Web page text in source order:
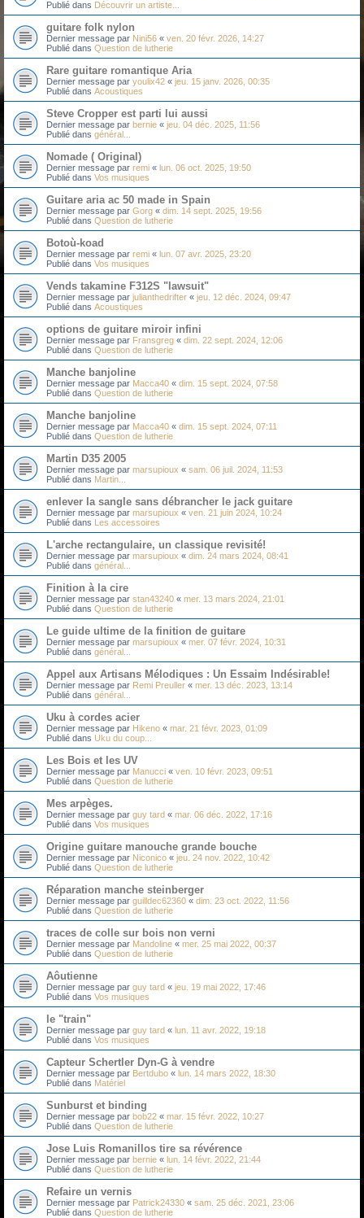
Publié dans Découvrir un artiste...
guitare folk nylon
Dernier message par Nini56 « ven. 20 févr. 2026, 14:27
Publié dans Question de lutherie
Rare guitare romantique Aria
Dernier message par youlix42 « jeu. 15 janv. 2026, 00:35
Publié dans Acoustiques
Steve Cropper est parti lui aussi
Dernier message par bernie « jeu. 04 déc. 2025, 11:56
Publié dans général...
Nomade ( Original)
Dernier message par remi « lun. 06 oct. 2025, 19:50
Publié dans Vos musiques
Guitare aria ac 50 made in Spain
Dernier message par Gorg « dim. 14 sept. 2025, 19:56
Publié dans Question de lutherie
Botoù-koad
Dernier message par remi « lun. 07 avr. 2025, 23:20
Publié dans Vos musiques
Vends takamine F312S "lawsuit"
Dernier message par julianthedrifter « jeu. 12 déc. 2024, 09:47
Publié dans Acoustiques
options de guitare miroir infini
Dernier message par Fransgreg « dim. 22 sept. 2024, 12:06
Publié dans Question de lutherie
Manche banjoline
Dernier message par Macca40 « dim. 15 sept. 2024, 07:58
Publié dans Question de lutherie
Manche banjoline
Dernier message par Macca40 « dim. 15 sept. 2024, 07:11
Publié dans Question de lutherie
Martin D35 2005
Dernier message par marsupioux « sam. 06 juil. 2024, 11:53
Publié dans Martin...
enlever la sangle sans débrancher le jack guitare
Dernier message par marsupioux « ven. 21 juin 2024, 10:24
Publié dans Les accessoires
L'arche rectangulaire, un classique revisité!
Dernier message par marsupioux « dim. 24 mars 2024, 08:41
Publié dans général...
Finition à la cire
Dernier message par stan43240 « mer. 13 mars 2024, 21:01
Publié dans Question de lutherie
Le guide ultime de la finition de guitare
Dernier message par marsupioux « mer. 07 févr. 2024, 10:31
Publié dans général...
Appel aux Artisans Mélodiques : Un Essaim Indésirable!
Dernier message par Remi Preuller « mer. 13 déc. 2023, 13:14
Publié dans général...
Uku à cordes acier
Dernier message par Hikeno « mar. 21 févr. 2023, 01:09
Publié dans Uku du coup...
Les Bois et les UV
Dernier message par Manucci « ven. 10 févr. 2023, 09:51
Publié dans Question de lutherie
Mes arpèges.
Dernier message par guy tard « mar. 06 déc. 2022, 17:16
Publié dans Vos musiques
Origine guitare manouche grande bouche
Dernier message par Niconico « jeu. 24 nov. 2022, 10:42
Publié dans Question de lutherie
Réparation manche steinberger
Dernier message par guilldec62360 « dim. 23 oct. 2022, 11:56
Publié dans Question de lutherie
traces de colle sur bois non verni
Dernier message par Mandoline « mer. 25 mai 2022, 00:37
Publié dans Question de lutherie
Aôutienne
Dernier message par guy tard « jeu. 19 mai 2022, 17:46
Publié dans Vos musiques
le "train"
Dernier message par guy tard « lun. 11 avr. 2022, 19:18
Publié dans Vos musiques
Capteur Schertler Dyn-G à vendre
Dernier message par Bertdubo « lun. 14 mars 2022, 18:30
Publié dans Matériel
Sunburst et binding
Dernier message par bob22 « mar. 15 févr. 2022, 10:27
Publié dans Question de lutherie
Jose Luis Romanillos tire sa révérence
Dernier message par bernie « lun. 14 févr. 2022, 21:44
Publié dans Question de lutherie
Refaire un vernis
Dernier message par Patrick24330 « sam. 25 déc. 2021, 23:06
Publié dans Question de lutherie